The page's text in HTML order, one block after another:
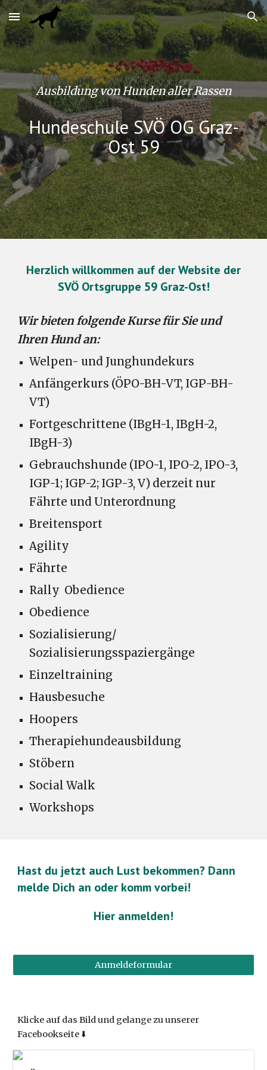
Skip to main content Skip to navigation
Ausbildung von Hunden aller Rassen
Hundeschule SVÖ OG Graz-
Ost 59
Herzlich willkommen auf der Website der
SVÖ Ortsgruppe 59 Graz-Ost!
Wir bieten folgende Kurse für Sie und
Ihren Hund an:
Welpen- und Junghundekurs
Anfängerkurs (ÖPO-BH-VT, IGP-BH-
VT)
Fortgeschrittene (IBgH-1, IBgH-2,
IBgH-3)
Gebrauchshunde (IPO-1, IPO-2, IPO-3,
IGP-1; IGP-2; IGP-3, V) derzeit nur
Fährte und Unterordnung
Breitensport
Agility
Fährte
Rally Obedience
Obedience
Sozialisierung/
Sozialisierungsspaziergänge
Einzeltraining
Hausbesuche
Hoopers
Therapiehundeausbildung
Stöbern
Social Walk
Workshops
Hast du jetzt auch Lust bekommen? Dann
melde Dich an oder komm vorbei!
Hier anmelden!
Anmeldeformular
Klicke auf das Bild und gelange zu unserer
Facebookseite ⬇️